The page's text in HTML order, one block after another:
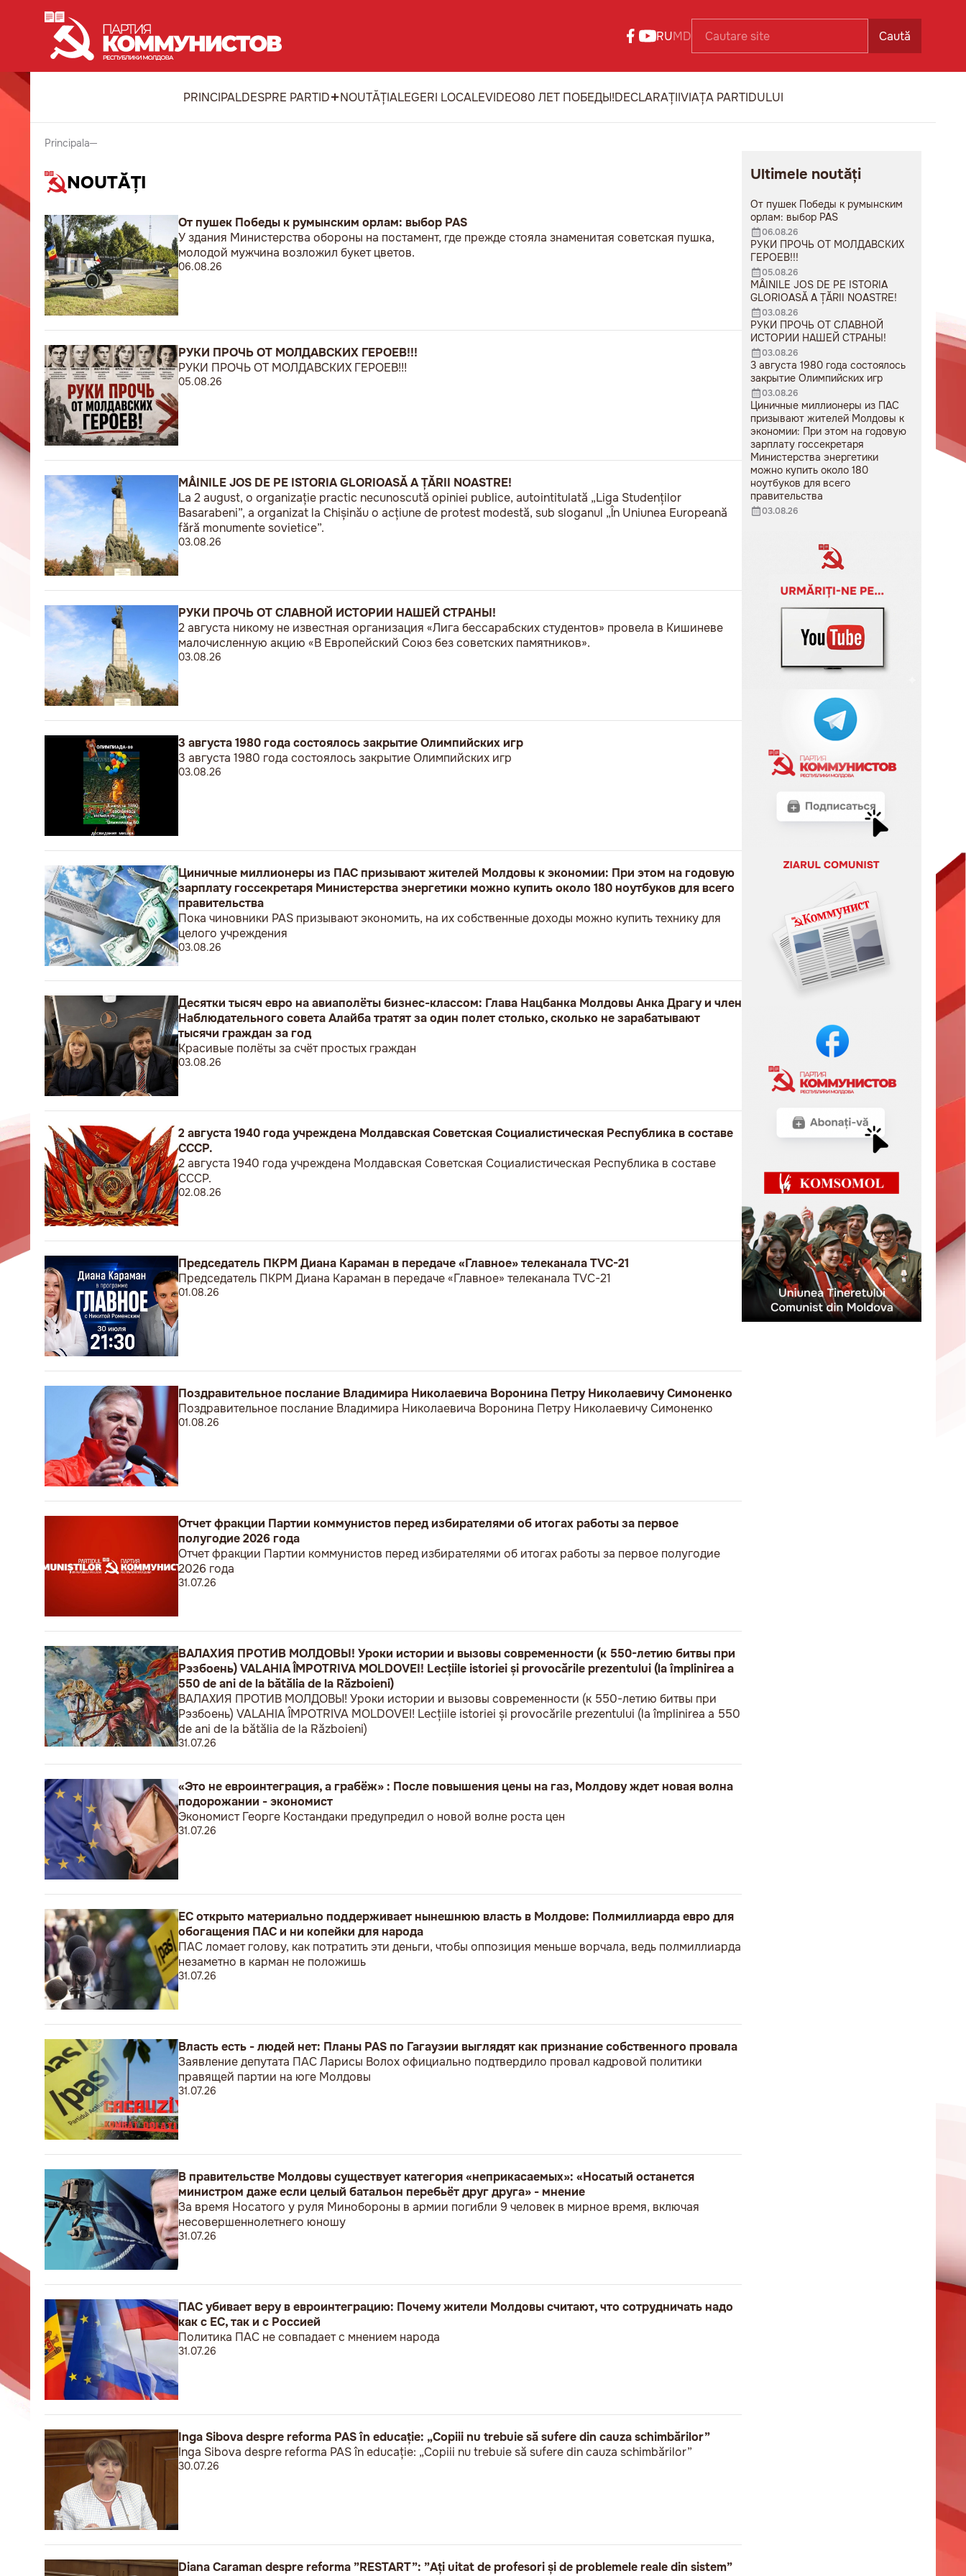
RUMD Caută
PRINCIPALDESPRE PARTID NOUTĂȚIALEGERI LOCALEVIDEO80 ЛЕТ ПОБЕДЫ!DECLARAȚIIVIAȚA PARTIDULUI
Principala
NOUTĂȚI
От пушек Победы к румынским орлам: выбор PAS
У здания Министерства обороны на постамент, где прежде стояла знаменитая советская пушка,
молодой мужчина возложил букет цветов.
06.08.26
РУКИ ПРОЧЬ ОТ МОЛДАВСКИХ ГЕРОЕВ!!!
РУКИ ПРОЧЬ ОТ МОЛДАВСКИХ ГЕРОЕВ!!!
05.08.26
MÂINILE JOS DE PE ISTORIA GLORIOASĂ A ȚĂRII NOASTRE!
La 2 august, o organizație practic necunoscută opiniei publice, autointitulată „Liga Studenților
Basarabeni”, a organizat la Chișinău o acțiune de protest modestă, sub sloganul „În Uniunea Europeană
fără monumente sovietice”.
03.08.26
РУКИ ПРОЧЬ ОТ СЛАВНОЙ ИСТОРИИ НАШЕЙ СТРАНЫ!
2 августа никому не известная организация «Лига бессарабских студентов» провела в Кишиневе
малочисленную акцию «В Европейский Союз без советских памятников».
03.08.26
3 августа 1980 года состоялось закрытие Олимпийских игр
3 августа 1980 года состоялось закрытие Олимпийских игр
03.08.26
Циничные миллионеры из ПАС призывают жителей Молдовы к экономии: При этом на годовую
зарплату госсекретаря Министерства энергетики можно купить около 180 ноутбуков для всего
правительства
Пока чиновники PAS призывают экономить, на их собственные доходы можно купить технику для
целого учреждения
03.08.26
Десятки тысяч евро на авиаполёты бизнес-классом: Глава Нацбанка Молдовы Анка Драгу и член
Наблюдательного совета Алайба тратят за один полет столько, сколько не зарабатывают
тысячи граждан за год
Красивые полёты за счёт простых граждан
03.08.26
2 августа 1940 года учреждена Молдавская Советская Социалистическая Республика в составе
СССР.
2 августа 1940 года учреждена Молдавская Советская Социалистическая Республика в составе
СССР.
02.08.26
Председатель ПКРМ Диана Караман в передаче «Главное» телеканала TVC-21
Председатель ПКРМ Диана Караман в передаче «Главное» телеканала TVC-21
01.08.26
Поздравительное послание Владимира Николаевича Воронина Петру Николаевичу Симоненко
Поздравительное послание Владимира Николаевича Воронина Петру Николаевичу Симоненко
01.08.26
Отчет фракции Партии коммунистов перед избирателями об итогах работы за первое
полугодие 2026 года
Отчет фракции Партии коммунистов перед избирателями об итогах работы за первое полугодие
2026 года
31.07.26
ВАЛАХИЯ ПРОТИВ МОЛДОВЫ! Уроки истории и вызовы современности (к 550-летию битвы при
Рэзбоень) VALAHIA ÎMPOTRIVA MOLDOVEI! Lecțiile istoriei și provocările prezentului (la împlinirea a
550 de ani de la bătălia de la Războieni)
ВАЛАХИЯ ПРОТИВ МОЛДОВЫ! Уроки истории и вызовы современности (к 550-летию битвы при
Рэзбоень) VALAHIA ÎMPOTRIVA MOLDOVEI! Lecțiile istoriei și provocările prezentului (la împlinirea a 550
de ani de la bătălia de la Războieni)
31.07.26
«Это не евроинтеграция, а грабёж» : После повышения цены на газ, Молдову ждет новая волна
подорожании - экономист
Экономист Георге Костандаки предупредил о новой волне роста цен
31.07.26
ЕС открыто материально поддерживает нынешнюю власть в Молдове: Полмиллиарда евро для
обогащения ПАС и ни копейки для народа
ПАС ломает голову, как потратить эти деньги, чтобы оппозиция меньше ворчала, ведь полмиллиарда
незаметно в карман не положишь
31.07.26
Власть есть - людей нет: Планы PAS по Гагаузии выглядят как признание собственного провала
Заявление депутата ПАС Ларисы Волох официально подтвердило провал кадровой политики
правящей партии на юге Молдовы
31.07.26
В правительстве Молдовы существует категория «неприкасаемых»: «Носатый останется
министром даже если целый батальон перебьёт друг друга» - мнение
За время Носатого у руля Минобороны в армии погибли 9 человек в мирное время, включая
несовершеннолетнего юношу
31.07.26
ПАС убивает веру в евроинтеграцию: Почему жители Молдовы считают, что сотрудничать надо
как с ЕС, так и с Россией
Политика ПАС не совпадает с мнением народа
31.07.26
Inga Sibova despre reforma PAS în educație: „Copiii nu trebuie să sufere din cauza schimbărilor”
Inga Sibova despre reforma PAS în educație: „Copiii nu trebuie să sufere din cauza schimbărilor”
30.07.26
Diana Caraman despre reforma ”RESTART”: ”Ați uitat de profesori și de problemele reale din sistem”
Ultimele noutăți
От пушек Победы к румынским
орлам: выбор PAS
06.08.26
РУКИ ПРОЧЬ ОТ МОЛДАВСКИХ
ГЕРОЕВ!!!
05.08.26
MÂINILE JOS DE PE ISTORIA
GLORIOASĂ A ȚĂRII NOASTRE!
03.08.26
РУКИ ПРОЧЬ ОТ СЛАВНОЙ
ИСТОРИИ НАШЕЙ СТРАНЫ!
03.08.26
3 августа 1980 года состоялось
закрытие Олимпийских игр
03.08.26
Циничные миллионеры из ПАС
призывают жителей Молдовы к
экономии: При этом на годовую
зарплату госсекретаря
Министерства энергетики
можно купить около 180
ноутбуков для всего
правительства
03.08.26